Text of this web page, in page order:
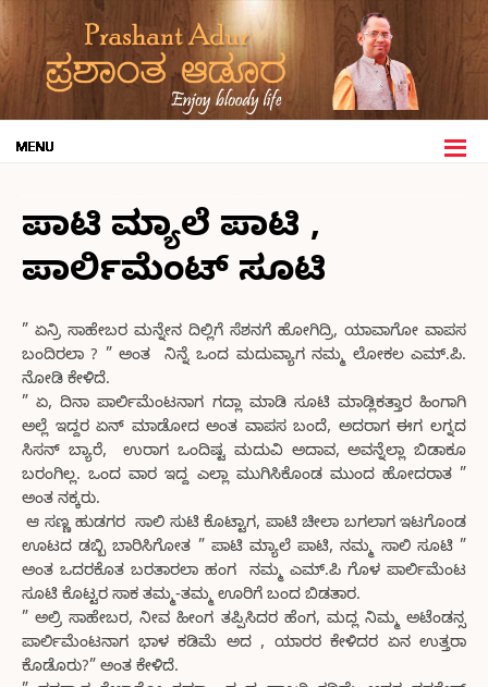
ಪಾಟಿ ಮ್ಯಾಲೆ ಪಾಟಿ ,
ಪಾರ್ಲಿಮೆಂಟ್ ಸೂಟಿ
” ಏನ್ರಿ ಸಾಹೇಬರ ಮನ್ನೇನ ದಿಲ್ಲಿಗೆ ಸೆಶನಗೆ ಹೋಗಿದ್ರಿ, ಯಾವಾಗೋ ವಾಪಸ
ಬಂದಿರಲಾ ? ” ಅಂತ ನಿನ್ನೆ ಒಂದ ಮದುವ್ಯಾಗ ನಮ್ಮ ಲೋಕಲ ಎಮ್.ಪಿ.
ನೋಡಿ ಕೇಳಿದೆ.
” ಏ, ದಿನಾ ಪಾರ್ಲಿಮೆಂಟನಾಗ ಗದ್ಲಾ ಮಾಡಿ ಸೂಟಿ ಮಾಡ್ಲಿಕತ್ತಾರ ಹಿಂಗಾಗಿ
ಅಲ್ಲೆ ಇದ್ದರ ಏನ್ ಮಾಡೋದ ಅಂತ ವಾಪಸ ಬಂದೆ, ಅದರಾಗ ಈಗ ಲಗ್ನದ
ಸಿಸನ್ ಬ್ಯಾರೆ, ಉರಾಗ ಒಂದಿಷ್ಟ ಮದುವಿ ಅದಾವ, ಅವನ್ನೆಲ್ಲಾ ಬಿಡಾಕೂ
ಬರಂಗಿಲ್ಲ. ಒಂದ ವಾರ ಇದ್ದ ಎಲ್ಲಾ ಮುಗಿಸಿಕೊಂಡ ಮುಂದ ಹೋದರಾತ ”
ಅಂತ ನಕ್ಕರು.
ಆ ಸಣ್ಣ ಹುಡಗರ ಸಾಲಿ ಸುಟಿ ಕೊಟ್ಟಾಗ, ಪಾಟಿ ಚೀಲಾ ಬಗಲಾಗ ಇಟಗೊಂಡ
ಊಟದ ಡಬ್ಬಿ ಬಾರಿಸಿಗೋತ ” ಪಾಟಿ ಮ್ಯಾಲೆ ಪಾಟಿ, ನಮ್ಮ ಸಾಲಿ ಸೂಟಿ ”
ಅಂತ ಒದರಕೊತ ಬರತಾರಲಾ ಹಂಗ ನಮ್ಮ ಎಮ್.ಪಿ ಗೊಳ ಪಾರ್ಲಿಮೆಂಟ
ಸೂಟಿ ಕೊಟ್ಟರ ಸಾಕ ತಮ್ಮ-ತಮ್ಮ ಊರಿಗೆ ಬಂದ ಬಿಡತಾರ.
” ಅಲ್ರಿ ಸಾಹೇಬರ, ನೀವ ಹೀಂಗ ತಪ್ಪಿಸಿದರ ಹೆಂಗ, ಮದ್ಲ ನಿಮ್ಮ ಅಟೆಂಡನ್ಸ
ಪಾರ್ಲಿಮೆಂಟನಾಗ ಭಾಳ ಕಡಿಮೆ ಅದ , ಯಾರರ ಕೇಳಿದರ ಏನ ಉತ್ತರಾ
ಕೊಡೊರು?” ಅಂತ ಕೇಳಿದೆ.